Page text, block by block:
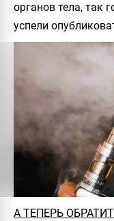
органов тела, так
успели
А ТЕПЕРЬ